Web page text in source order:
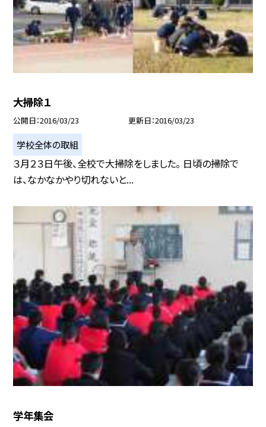
大掃除１
公開日 2016/03/23 更新日 2016/03/23
学校全体の取組
３月２３日午後、全校で大掃除をしました。 日頃の掃除で
は、なかなかやり切れないと...
学年集会